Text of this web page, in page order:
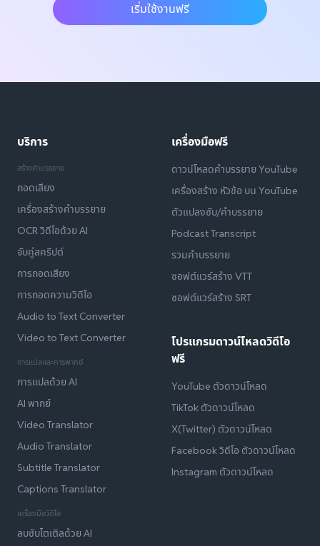
เริ่มใช้งานฟรี
บริการ
สร้างคำบรรยาย
ถอดเสียง
เครื่องสร้างคำบรรยาย
OCR วิดีโอด้วย AI
จับคู่สคริปต์
การถอดเสียง
การถอดความวิดีโอ
Audio to Text Converter
Video to Text Converter
การแปลและการพากย์
การแปลด้วย AI
AI พากย์
Video Translator
Audio Translator
Subtitle Translator
Captions Translator
เครื่องมือวิดีโอ
ลบซับไตเติลด้วย AI
เครื่องมือฟรี
ดาวน์โหลดคำบรรยาย YouTube
เครื่องสร้าง หัวข้อ บน YouTube
ตัวแปลงซับ/คำบรรยาย
Podcast Transcript
รวมคำบรรยาย
ซอฟต์แวร์สร้าง VTT
ซอฟต์แวร์สร้าง SRT
โปรแกรมดาวน์โหลดวิดีโอ
ฟรี
YouTube ตัวดาวน์โหลด
TikTok ตัวดาวน์โหลด
X(Twitter) ตัวดาวน์โหลด
Facebook วิดีโอ ตัวดาวน์โหลด
Instagram ตัวดาวน์โหลด